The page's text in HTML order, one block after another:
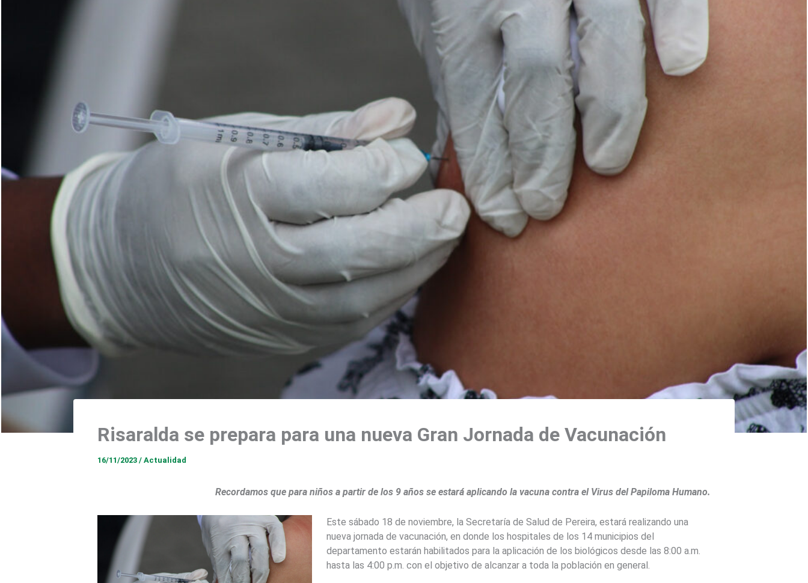
Risaralda se prepara para una nueva Gran Jornada de Vacunación
16/11/2023 / Actualidad
Recordamos que para niños a partir de los 9 años se estará aplicando la vacuna contra el Virus del Papiloma Humano.
Este sábado 18 de noviembre, la Secretaría de Salud de Pereira, estará realizando una
nueva jornada de vacunación, en donde los hospitales de los 14 municipios del
departamento estarán habilitados para la aplicación de los biológicos desde las 8:00 a.m.
hasta las 4:00 p.m. con el objetivo de alcanzar a toda la población en general.